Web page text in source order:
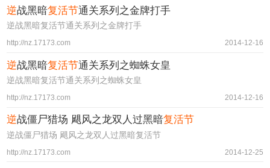
逆战黑暗复活节通关系列之金牌打手
逆战黑暗复活节通关系列之金牌打手
http://nz.17173.com 2014-12-16
逆战黑暗复活节通关系列之蜘蛛女皇
逆战黑暗复活节通关系列之蜘蛛女皇
http://nz.17173.com 2014-12-16
逆战僵尸猎场 飓风之龙双人过黑暗复活节
逆战僵尸猎场 飓风之龙双人过黑暗复活节
http://nz.17173.com 2014-12-25